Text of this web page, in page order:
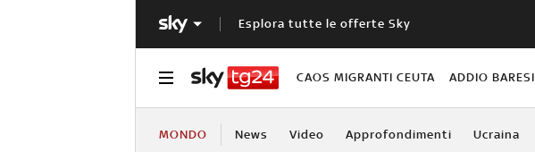
Esplora tutte le offerte Sky
CAOS MIGRANTI CEUTA ADDIO BARESI
MONDO News Video Approfondimenti Ucraina